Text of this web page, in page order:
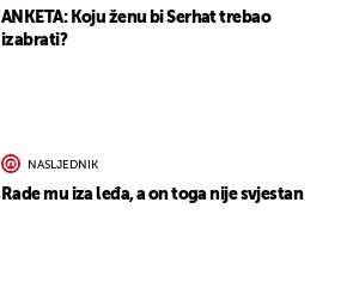
ANKETA: Koju ženu bi Serhat trebao
izabrati?
NASLJEDNIK
Rade mu iza leđa, a on toga nije svjestan